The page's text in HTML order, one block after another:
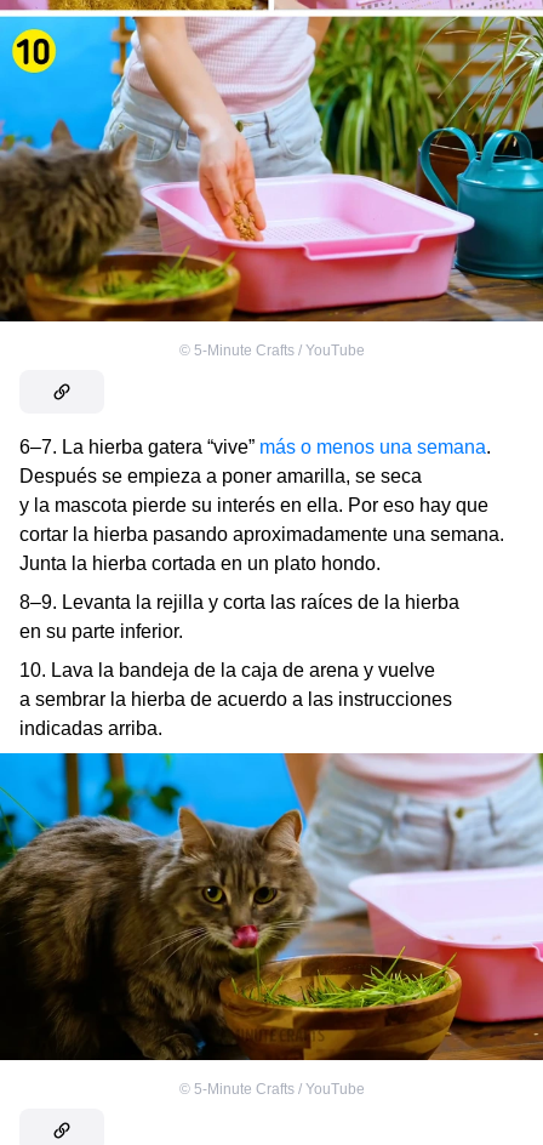
© 5-Minute Crafts / YouTube
6–7. La hierba gatera “vive” más o menos una semana.
Después se empieza a poner amarilla, se seca
y la mascota pierde su interés en ella. Por eso hay que
cortar la hierba pasando aproximadamente una semana.
Junta la hierba cortada en un plato hondo.
8–9. Levanta la rejilla y corta las raíces de la hierba
en su parte inferior.
10. Lava la bandeja de la caja de arena y vuelve
a sembrar la hierba de acuerdo a las instrucciones
indicadas arriba.
© 5-Minute Crafts / YouTube